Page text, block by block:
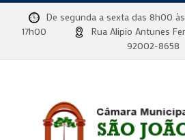
De segunda a sexta das 8h00
17h00
Rua Alipio Antunes
92002-8658